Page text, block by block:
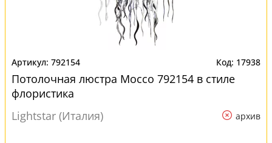
792154 17938
Потолочная люстра Mocco 792154 в стиле
флористика
Lightstar (Италия)
архив